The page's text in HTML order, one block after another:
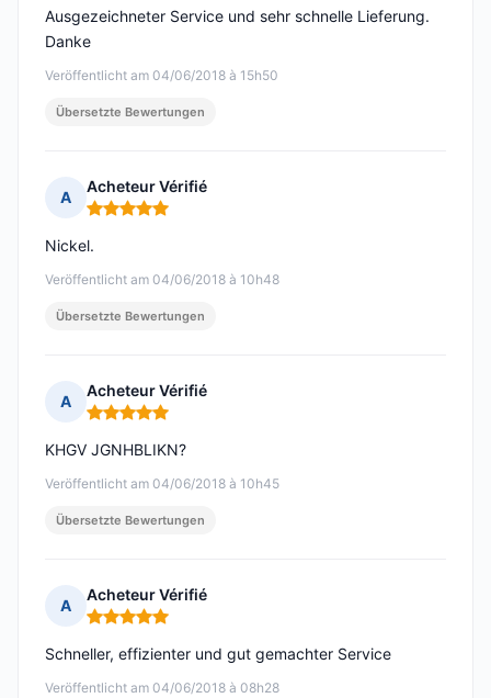
Veröffentlicht am 04/06/2018 à 15h50
Ausgezeichneter Service und sehr schnelle Lieferung.
Danke
Übersetzte Bewertungen
A
Acheteur Vérifié
Hinweis: 5 von 5
Veröffentlicht am 04/06/2018 à 10h48
Nickel.
Übersetzte Bewertungen
A
Acheteur Vérifié
Hinweis: 5 von 5
Veröffentlicht am 04/06/2018 à 10h45
KHGV JGNHBLIKN?
Übersetzte Bewertungen
A
Acheteur Vérifié
Hinweis: 5 von 5
Veröffentlicht am 04/06/2018 à 08h28
Schneller, effizienter und gut gemachter Service